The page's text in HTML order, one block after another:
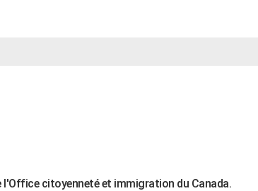
l'Office citoyenneté et immigration du Canada.